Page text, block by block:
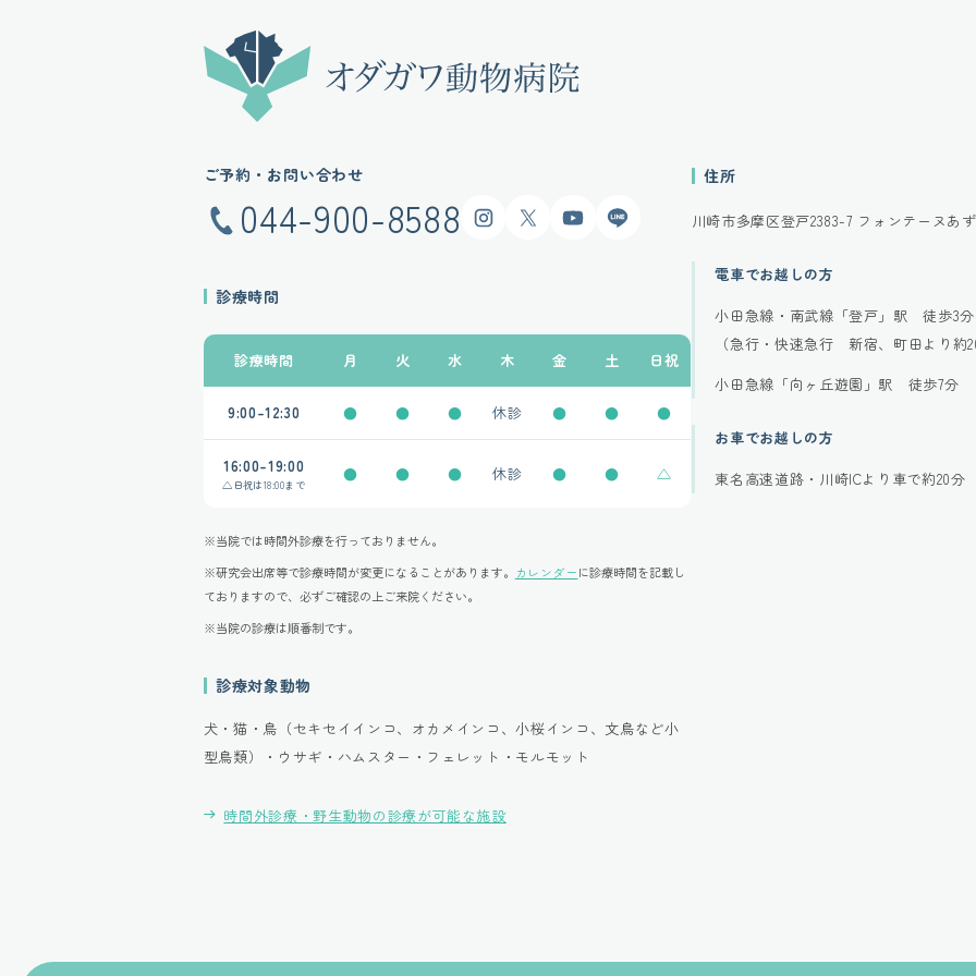
ご予約・お問い合わせ
044-900-8588InstagramX YouTubeLINE
診療時間
診療時間 月 火 水 木 金 土 日祝
9:00-12:30 ● ● ● 休診 ● ● ●
16:00-19:00
△ 日祝は18:00まで
● ● ● 休診 ● ● △
※当院では時間外診療を行っておりません。
※研究会出席等で診療時間が変更になることがあります。 カレンダーに診療時間を記載し
ておりますので、必ずご確認の上ご来院ください。
※当院の診療は順番制です。
診療対象動物
犬・猫・鳥（セキセイインコ、オカメインコ、小桜インコ、文鳥など小
型鳥類）・ウサギ・ハムスター・フェレット・モルモット
時間外診療・野生動物の診療が可能な施設
住所
川崎市多摩区登戸2383-7 フォンテーヌあ
電車でお越しの方
小田急線・南武線「登戸」駅 徒歩3分
（急行・快速急行 新宿、町田より約
小田急線「向ヶ丘遊園」駅 徒歩7分
お車でお越しの方
東名高速道路・川崎ICより車で約20分